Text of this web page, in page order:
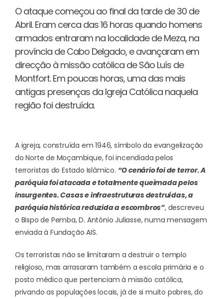
O ataque começou ao final da tarde de 30 de
Abril. Eram cerca das 16 horas quando homens
armados entraram na localidade de Meza, na
província de Cabo Delgado, e avançaram em
direcção à missão católica de São Luís de
Montfort. Em poucas horas, uma das mais
antigas presenças da Igreja Católica naquela
região foi destruída.
A igreja, construída em 1946, símbolo da evangelização
do Norte de Moçambique, foi incendiada pelos
terroristas do Estado Islâmico. “O cenário foi de terror. A
paróquia foi atacada e totalmente queimada pelos
insurgentes. Casas e infraestruturas destruídas, a
paróquia histórica reduzida a escombros”, descreveu
o Bispo de Pemba, D. António Juliasse, numa mensagem
enviada à Fundação AIS.
Os terroristas não se limitaram a destruir o templo
religioso, mas arrasaram também a escola primária e o
posto médico que pertenciam à missão católica,
privando as populações locais, já de si muito pobres, do